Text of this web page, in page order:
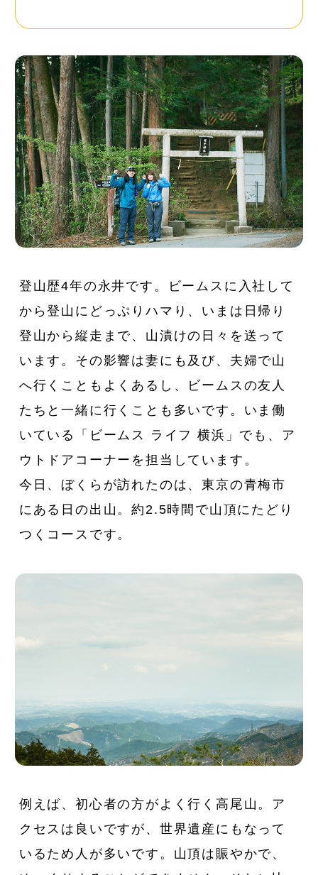
登山歴4年の永井です。ビームスに入社して
から登山にどっぷりハマり、いまは日帰り
登山から縦走まで、山漬けの日々を送って
います。その影響は妻にも及び、夫婦で山
へ行くこともよくあるし、ビームスの友人
たちと一緒に行くことも多いです。いま働
いている「ビームス ライフ 横浜」でも、ア
ウトドアコーナーを担当しています。
今日、ぼくらが訪れたのは、東京の青梅市
にある日の出山。約2.5時間で山頂にたどり
つくコースです。
例えば、初心者の方がよく行く高尾山。ア
クセスは良いですが、世界遺産にもなって
いるため人が多いです。山頂は賑やかで、
インテリア 食器、キッチン
ステーショナリー コスメ
キッズ スポーツ
アウトドア 雑貨・ホビー
音楽・本 その他